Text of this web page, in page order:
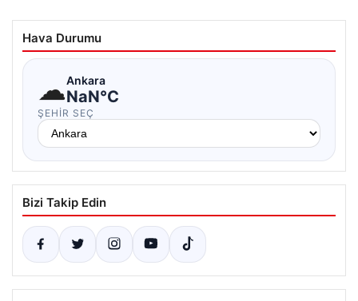
Hava Durumu
☁Ankara
NaN°C
ŞEHIR SEÇ
Bizi Takip Edin